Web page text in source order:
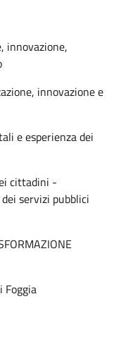
innovazione,
innovazione e
e esperienza dei
cittadini -
servizi pubblici
Foggia